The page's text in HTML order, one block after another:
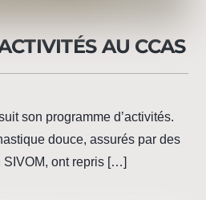
AU CCAS
son programme d’activités.
douce, assurés par des
SIVOM, ont repris […]